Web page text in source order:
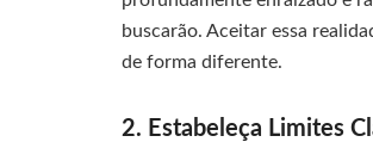
buscarão. Aceitar essa
de forma diferente.
2. Estabeleça Limites